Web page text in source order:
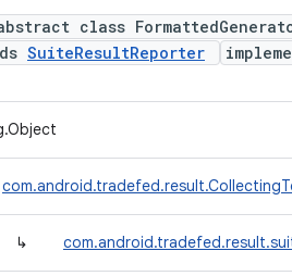
class
SuiteResultReporter
↳